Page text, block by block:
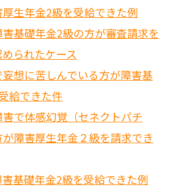
生年金2級を受給できた例
基礎年金2級の方が審査請求を
られたケース
想に苦しんでいる方が障害基
給できた件
で体感幻覚（セネクトパチ
障害厚生年金２級を請求でき
基礎年金2級を受給できた例